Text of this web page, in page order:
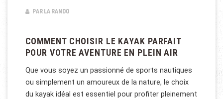
PAR LA RANDO
COMMENT CHOISIR LE KAYAK PARFAIT
POUR VOTRE AVENTURE EN PLEIN AIR
Que vous soyez un passionné de sports nautiques
ou simplement un amoureux de la nature, le choix
du kayak idéal est essentiel pour profiter pleinement